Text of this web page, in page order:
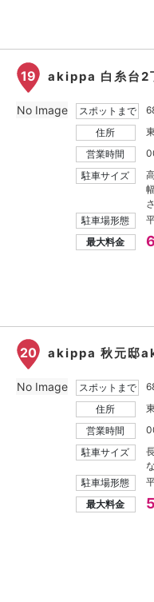
19 akippa 白糸台
スポットまで
住所
営業時間
駐車サイズ
さ
駐車場形態
最大料金
No Image
20 akippa 秋元邸
スポットまで
住所
営業時間
駐車サイズ
駐車場形態
最大料金
No Image